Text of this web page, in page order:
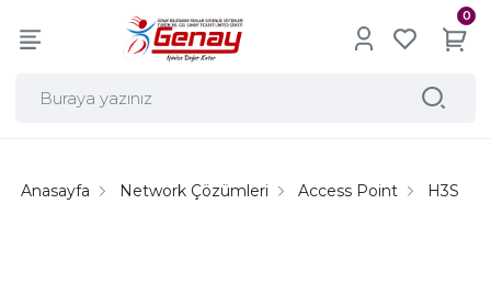
0
Anasayfa Network Çözümleri Access Point H3S